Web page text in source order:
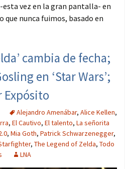
esta vez en la gran pantalla- en
nunca fuimos, basado en
cambia de fecha;
en ‘Star Wars’;
Expósito
Alejandro Amenábar, Alice Kellen,
, El Cautivo, El talento, La señorita
, Mia Goth, Patrick Schwarzenegger,
, The Legend of Zelda, Todo
LNA